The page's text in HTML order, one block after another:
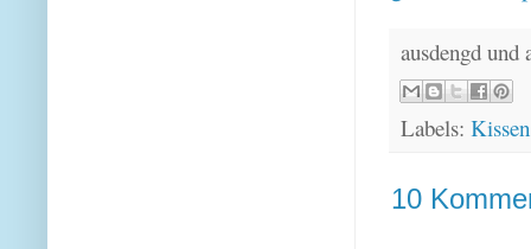
ausdengd
Labels: Kissen
10